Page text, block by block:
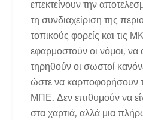
επεκτείνουν την
τη συνδιαχείριση της
τοπικούς φορείς και τις
εφαρμοστούν οι νόμοι, να
τηρηθούν οι σωστοί
ώστε να καρποφορήσουν
ΜΠΕ. Δεν επιθυμούν να
στα χαρτιά, αλλά μια